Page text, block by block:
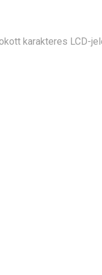
karakteres LCD-